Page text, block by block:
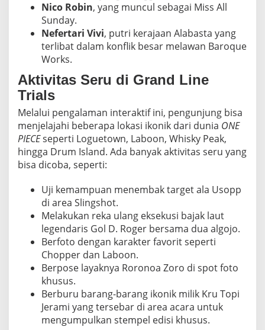
Nico Robin, yang muncul sebagai Miss All
Sunday.
Nefertari Vivi, putri kerajaan Alabasta yang
terlibat dalam konflik besar melawan Baroque
Works.
Aktivitas Seru di Grand Line
Trials
Melalui pengalaman interaktif ini, pengunjung bisa
menjelajahi beberapa lokasi ikonik dari dunia ONE
PIECEseperti Loguetown, Laboon, Whisky Peak,
hingga Drum Island. Ada banyak aktivitas seru yang
bisa dicoba, seperti:
Uji kemampuan menembak target ala Usopp
di area Slingshot.
Melakukan reka ulang eksekusi bajak laut
legendaris Gol D. Roger bersama dua algojo.
Berfoto dengan karakter favorit seperti
Chopper dan Laboon.
Berpose layaknya Roronoa Zoro di spot foto
khusus.
Berburu barang-barang ikonik milik Kru Topi
Jerami yang tersebar di area acara untuk
mengumpulkan stempel edisi khusus.